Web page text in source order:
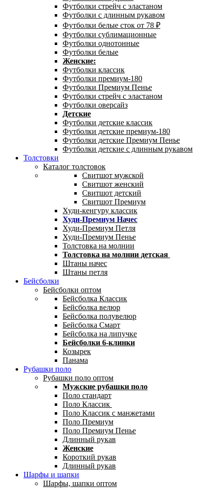
Футболки стрейч с эластаном
Футболки с длинным рукавом
Футболки белые сток от 78 ₽
Футболки сублимационные
Футболки однотонные
Футболки белые
Женские:
Футболки классик
Футболки премиум-180
Футболки Премиум Пенье
Футболки стрейч с эластаном
Футболки оверсайз
Детские
Футболки детские классик
Футболки детские премиум-180
Футболки детские Премиум Пенье
Футболки детские с длинным рукавом
Толстовки
Каталог толстовок
Свитшот мужской
Свитшот женский
Свитшот детский
Свитшот Премиум
Худи-кенгуру классик
Худи-Премиум Начес
Худи-Премиум Петля
Худи-Премиум Пенье
Толстовка на молнии
Толстовка на молнии детская
Штаны начес
Штаны петля
Бейсболки
Бейсболки оптом
Бейсболка Классик
Бейсболка велюр
Бейсболка полувелюр
Бейсболка Смарт
Бейсболка на липучке
Бейсболки 6-клинки
Козырек
Панама
Рубашки поло
Рубашки поло оптом
Мужские рубашки поло
Поло стандарт
Поло Классик
Поло Классик с манжетами
Поло Премиум
Поло Премиум Пенье
Длинный рукав
Женские
Короткий рукав
Длинный рукав
Шарфы и шапки
Шарфы, шапки оптом